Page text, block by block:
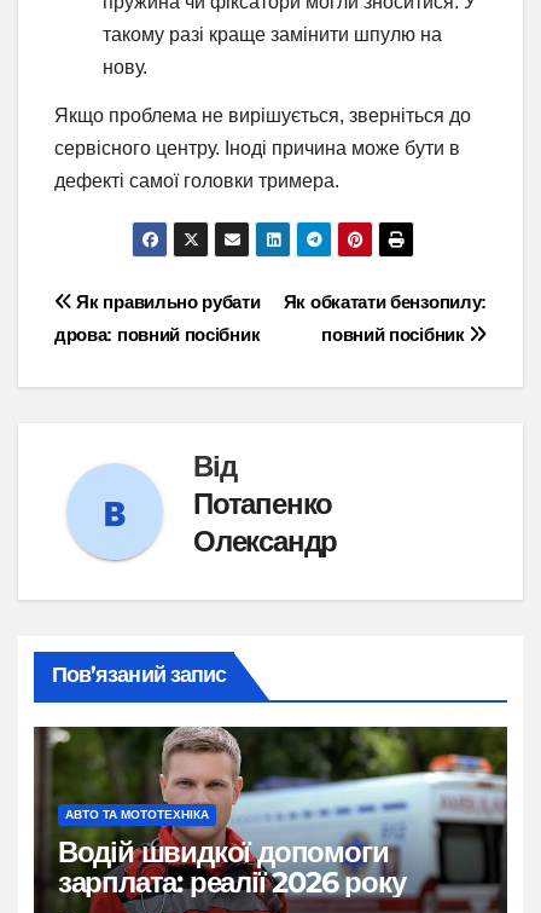
такому разі краще замінити шпулю на
нову.
Якщо проблема не вирішується, зверніться до
сервісного центру. Іноді причина може бути в
дефекті самої головки тримера.
Навігація
записів
Як обкатати бензопилу:
повний посібник
Як правильно рубати
дрова: повний посібник
Від
Потапенко
Олександр
Пов’язаний запис
АВТО ТА МОТОТЕХНІКА
Водій швидкої допомоги
зарплата: реалії 2026 року